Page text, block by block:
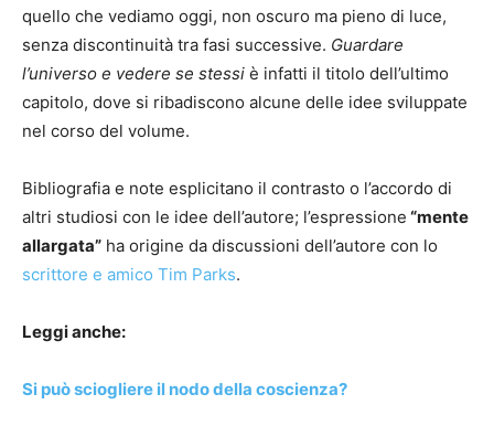
quello che vediamo oggi, non oscuro ma pieno di luce,
senza discontinuità tra fasi successive. Guardare
l’universo e vedere se stessi è infatti il titolo dell’ultimo
capitolo, dove si ribadiscono alcune delle idee sviluppate
nel corso del volume.
Bibliografia e note esplicitano il contrasto o l’accordo di
altri studiosi con le idee dell’autore; l’espressione “mente
allargata” ha origine da discussioni dell’autore con lo
scrittore e amico Tim Parks.
Leggi anche:
Si può sciogliere il nodo della coscienza?